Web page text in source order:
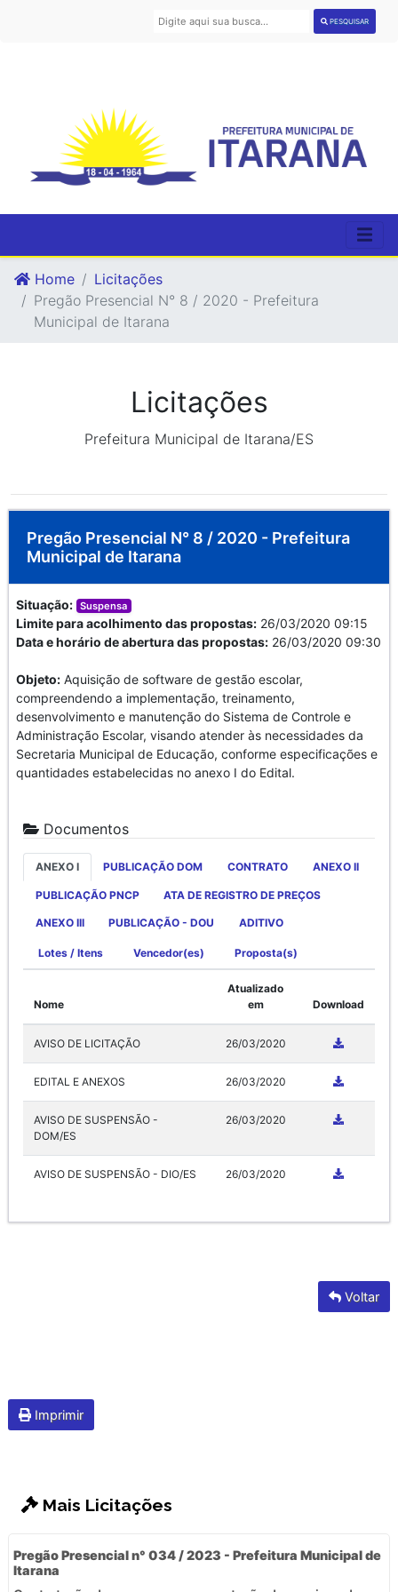
PESQUISAR
Home
Licitações
Pregão Presencial N° 8 / 2020 - Prefeitura
Municipal de Itarana
Licitações
Prefeitura Municipal de Itarana/ES
Pregão Presencial N° 8 / 2020 - Prefeitura
Municipal de Itarana
Situação: Suspensa
Limite para acolhimento das propostas: 26/03/2020 09:15
Data e horário de abertura das propostas: 26/03/2020 09:30
Objeto: Aquisição de software de gestão escolar,
compreendendo a implementação, treinamento,
desenvolvimento e manutenção do Sistema de Controle e
Administração Escolar, visando atender às necessidades da
Secretaria Municipal de Educação, conforme especificações e
quantidades estabelecidas no anexo I do Edital.
Documentos
ANEXO I PUBLICAÇÃO DOM CONTRATO ANEXO II
PUBLICAÇÃO PNCP ATA DE REGISTRO DE PREÇOS
ANEXO III PUBLICAÇÃO - DOU ADITIVO
Lotes / Itens Vencedor(es) Proposta(s)
Nome
Atualizado
em
Download
AVISO DE LICITAÇÃO 26/03/2020
EDITAL E ANEXOS 26/03/2020
AVISO DE SUSPENSÃO -
DOM/ES
26/03/2020
AVISO DE SUSPENSÃO - DIO/ES 26/03/2020
Voltar
Imprimir
Mais Licitações
Pregão Presencial n° 034 / 2023 - Prefeitura Municipal de
Itarana